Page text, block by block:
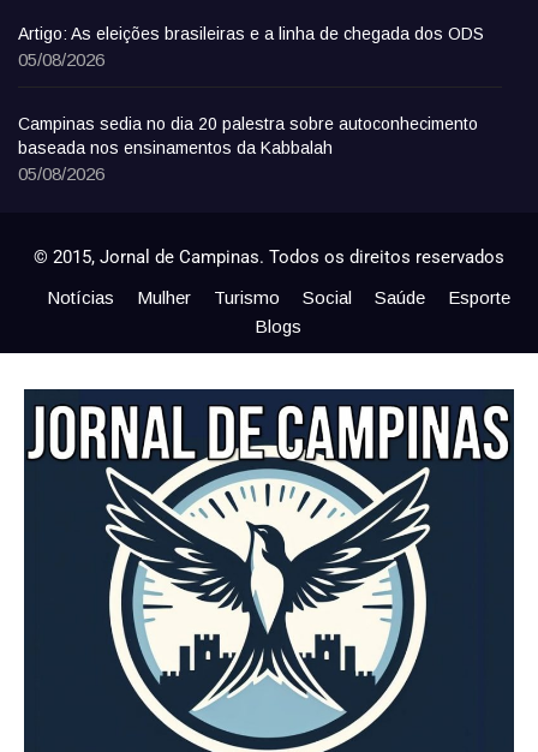
Artigo: As eleições brasileiras e a linha de chegada dos ODS
05/08/2026
Campinas sedia no dia 20 palestra sobre autoconhecimento
baseada nos ensinamentos da Kabbalah
05/08/2026
© 2015, Jornal de Campinas. Todos os direitos reservados
Notícias Mulher Turismo Social Saúde
Esporte
Blogs